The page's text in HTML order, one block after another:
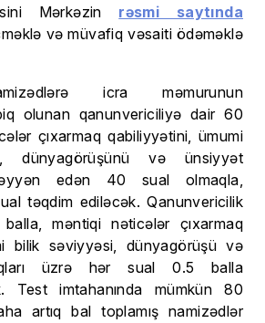
Mərkəzin rəsmi saytında
və müvafiq vəsaiti ödəməklə
icra məmurunun
olunan qanunvericiliyə dair 60
çıxarmaq qabiliyyətini, ümumi
dünyagörüşünü və ünsiyyət
edən 40 sual olmaqla,
təqdim ediləcək. Qanunvericilik
məntiqi nəticələr çıxarmaq
bilik səviyyəsi, dünyagörüşü və
üzrə hər sual 0.5 balla
Test imtahanında mümkün 80
artıq bal toplamış namizədlər